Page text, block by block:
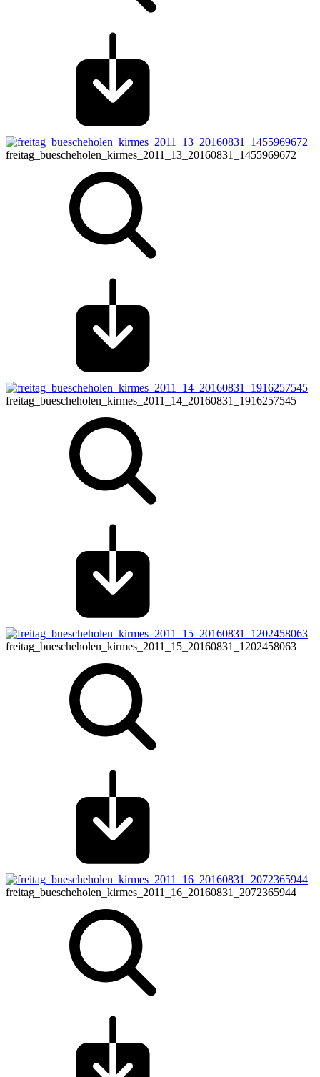
freitag_buescheholen_kirmes_2011_13_20160831_1455969672
freitag_buescheholen_kirmes_2011_14_20160831_1916257545
freitag_buescheholen_kirmes_2011_15_20160831_1202458063
freitag_buescheholen_kirmes_2011_16_20160831_2072365944